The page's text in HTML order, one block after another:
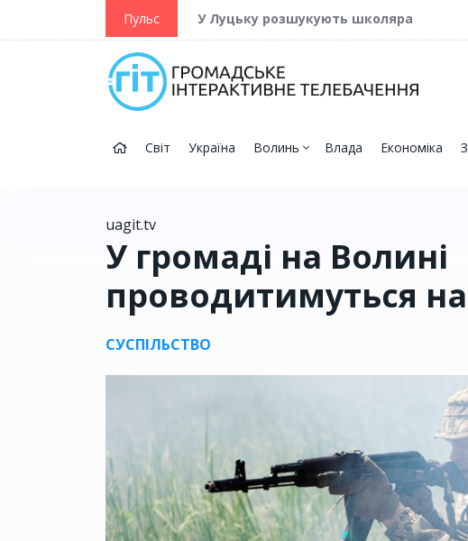
Пульс У Луцьку розшукують школяра
Світ Україна Волинь Влада Економіка
uagit.tv
У громаді на Волині
проводитимуться
СУСПІЛЬСТВО